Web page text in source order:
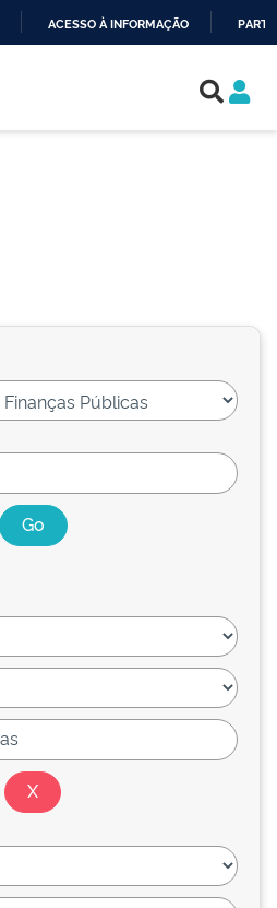
ACESSO À INFORMAÇÃO